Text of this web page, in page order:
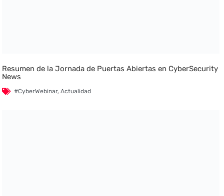
Resumen de la Jornada de Puertas Abiertas en CyberSecurity
News
#CyberWebinar,Actualidad